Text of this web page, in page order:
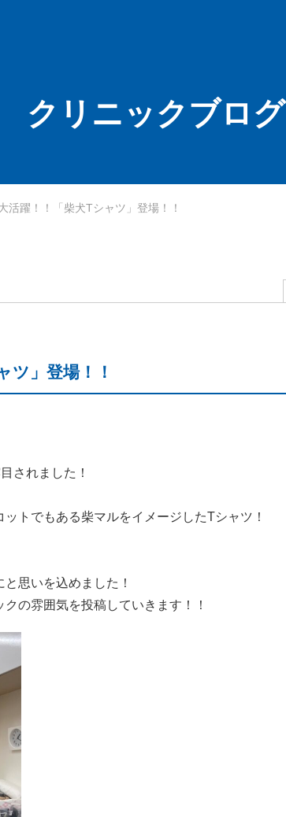
クリニックブログ
活躍！！「柴犬Tシャツ」登場！！
ツ」登場！！
されました！
トでもある柴マルをイメージしたTシャツ！
思いを込めました！
の雰囲気を投稿していきます！！